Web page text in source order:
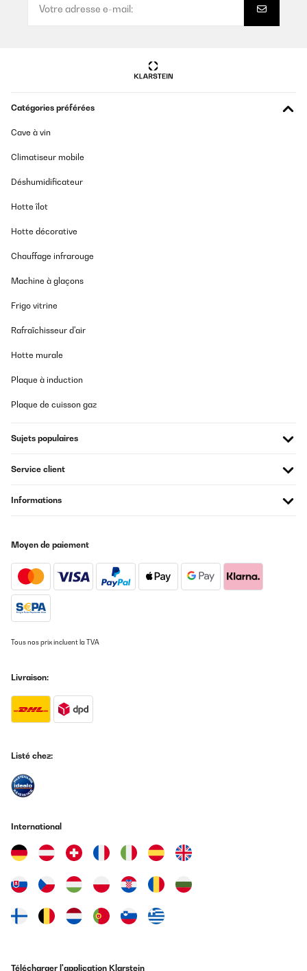
Catégories préférées
Cave à vin
Climatiseur mobile
Déshumidificateur
Hotte îlot
Hotte décorative
Chauffage infrarouge
Machine à glaçons
Frigo vitrine
Rafraîchisseur d'air
Hotte murale
Plaque à induction
Plaque de cuisson gaz
Sujets populaires
Service client
Informations
Moyen de paiement
Tous nos prix incluent la TVA
Livraison:
Listé chez:
International
Télécharger l'application Klarstein